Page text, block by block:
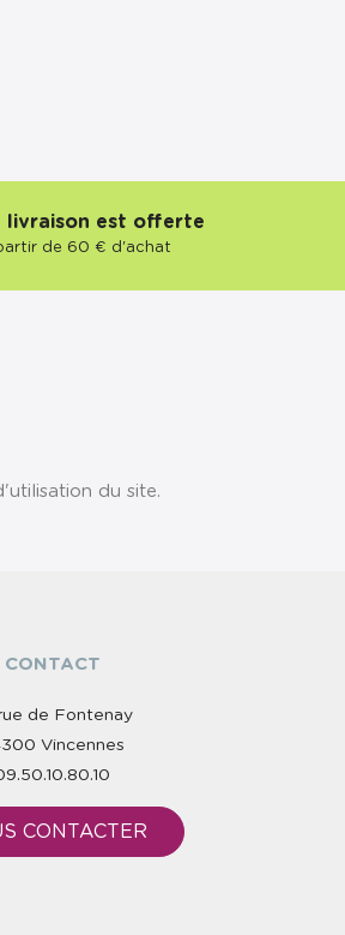
livraison est offerte
de 60 € d'achat
du site.
CONTACT
de Fontenay
Vincennes
CONTACTER